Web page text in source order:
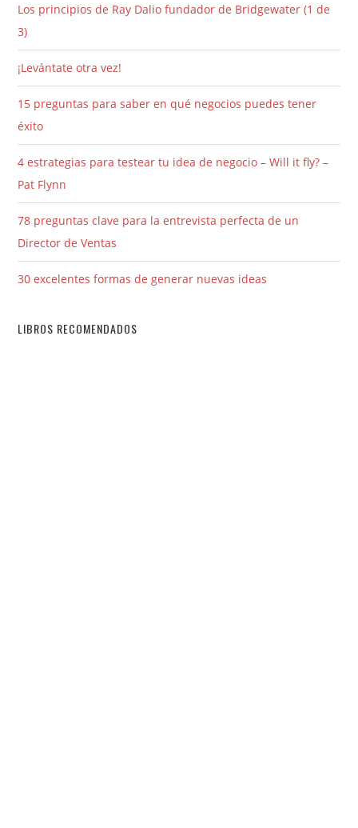
Los principios de Ray Dalio fundador de Bridgewater (1 de
3)
¡Levántate otra vez!
15 preguntas para saber en qué negocios puedes tener
éxito
4 estrategias para testear tu idea de negocio – Will it fly? –
Pat Flynn
78 preguntas clave para la entrevista perfecta de un
Director de Ventas
30 excelentes formas de generar nuevas ideas
LIBROS RECOMENDADOS